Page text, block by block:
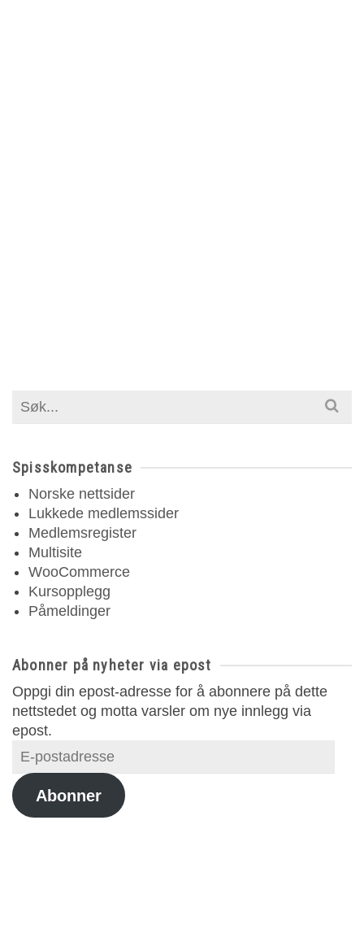
Search
Spisskompetanse
Norske nettsider
Lukkede medlemssider
Medlemsregister
Multisite
WooCommerce
Kursopplegg
Påmeldinger
Abonner på nyheter via epost
Oppgi din epost-adresse for å abonnere på dette
nettstedet og motta varsler om nye innlegg via
epost.
E-
postadresse
Abonner